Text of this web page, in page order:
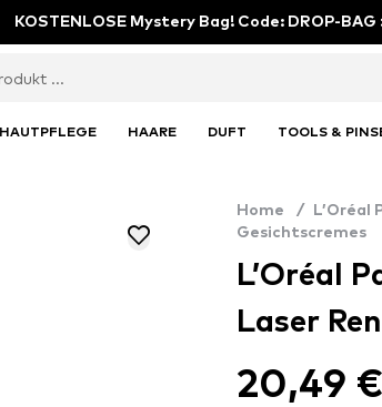
KOSTENLOSE Mystery Bag! Code: DROP-BAG
HAUTPFLEGE HAARE DUFT TOOLS &
Home / L’Oréal
Gesichtscremes
L’Oréal
Laser
20,49 €